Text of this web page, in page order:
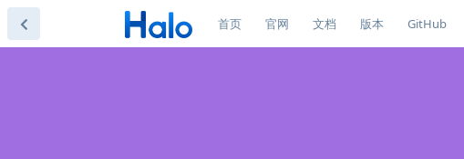
首页 官网 文档 版本 GitHub